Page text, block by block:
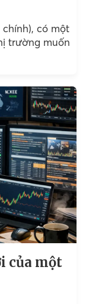
có một
trường muốn
của một